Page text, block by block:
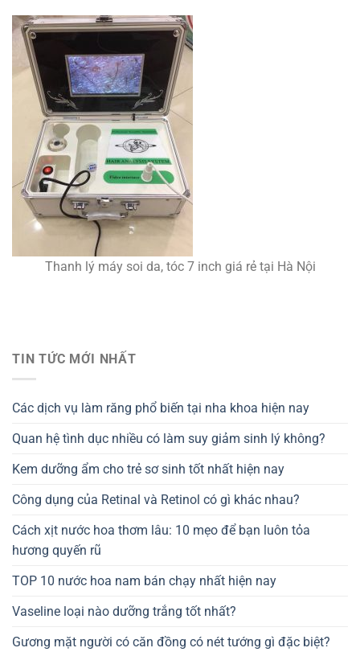
Thanh lý máy soi da, tóc 7 inch giá rẻ tại Hà Nội
TIN TỨC MỚI NHẤT
Các dịch vụ làm răng phổ biến tại nha khoa hiện nay
Quan hệ tình dục nhiều có làm suy giảm sinh lý không?
Kem dưỡng ẩm cho trẻ sơ sinh tốt nhất hiện nay
Công dụng của Retinal và Retinol có gì khác nhau?
Cách xịt nước hoa thơm lâu: 10 mẹo để bạn luôn tỏa
hương quyến rũ
TOP 10 nước hoa nam bán chạy nhất hiện nay
Vaseline loại nào dưỡng trắng tốt nhất?
Gương mặt người có căn đồng có nét tướng gì đặc biệt?